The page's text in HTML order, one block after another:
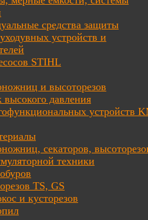
средства защиты
устройств и
STIHL
и высоторезов
давления
устройств
секаторов,
техники
TS, GS
и кусторезов